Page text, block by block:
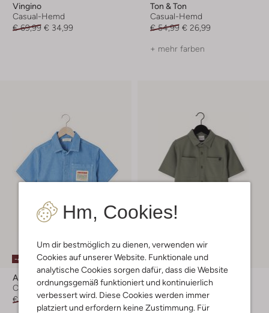
Hm, Cookies!
Um dir bestmöglich zu dienen, verwenden wir
Cookies auf unserer Website. Funktionale und
analytische Cookies sorgen dafür, dass die Website
ordnungsgemäß funktioniert und kontinuierlich
verbessert wird. Diese Cookies werden immer
platziert und erfordern keine Zustimmung. Für
Vingino
Casual-Hemd
€ 69,99 € 34,99
Ton & Ton
Casual-Hemd
€ 54,99 € 26,99
+ mehr farben
-40%
American Vintage
Casual-Hemd
€ 89,99 € 53,99
-50%
Retour
Casual-Hemd
€ 49,99 € 24,99